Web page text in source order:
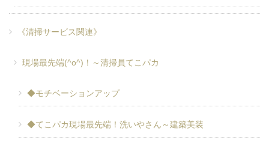
《清掃サービス関連》
現場最先端(^o^)！～清掃員てこパカ
◆モチベーションアップ
◆てこパカ現場最先端！洗いやさん～建築美装